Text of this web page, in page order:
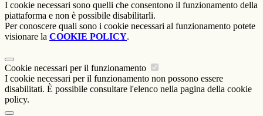
I cookie necessari sono quelli che consentono il funzionamento della
piattaforma e non è possibile disabilitarli.
Per conoscere quali sono i cookie necessari al funzionamento potete
visionare la COOKIE POLICY.
Cookie necessari per il funzionamento
I cookie necessari per il funzionamento non possono essere
disabilitati. È possibile consultare l'elenco nella pagina della cookie
policy.